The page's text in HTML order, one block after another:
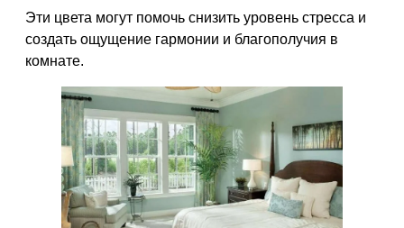
Эти цвета могут помочь снизить уровень стресса и
создать ощущение гармонии и благополучия в
комнате.